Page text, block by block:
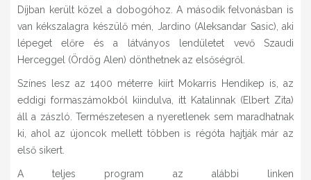
Díjban került közel a dobogóhoz. A második felvonásban is
van kékszalagra készülő mén, Jardino (Aleksandar Sasic), aki
lépeget előre és a látványos lendületet vevő Szaudi
Herceggel (Ördög Alen) dönthetnek az elsőségről.
Színes lesz az 1400 méterre kiírt Mokarris Hendikep is, az
eddigi formaszámokból kiindulva, itt Katalinnak (Elbert Zita)
áll a zászló. Természetesen a nyeretlenek sem maradhatnak
ki, ahol az újoncok mellett többen is régóta hajtják már az
első sikert.
A teljes program az alábbi linken